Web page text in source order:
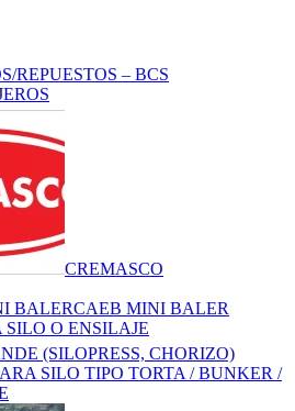
REPUESTOS – BCS
CREMASCO
CAEB MINI BALER
SILO O ENSILAJE
(SILOPRESS, CHORIZO)
SILO TIPO TORTA / BUNKER /